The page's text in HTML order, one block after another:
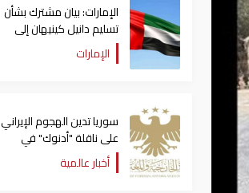
الإمارات: بيان مشترك بشأن
تسليم دانيل كينيهان إلى
السلطات الإيرلندية
الإمارات
سوريا تدين الهجوم الإيراني
على ناقلة "أدنوك" في
مضيق هرمز ‏
أخبار عالمية